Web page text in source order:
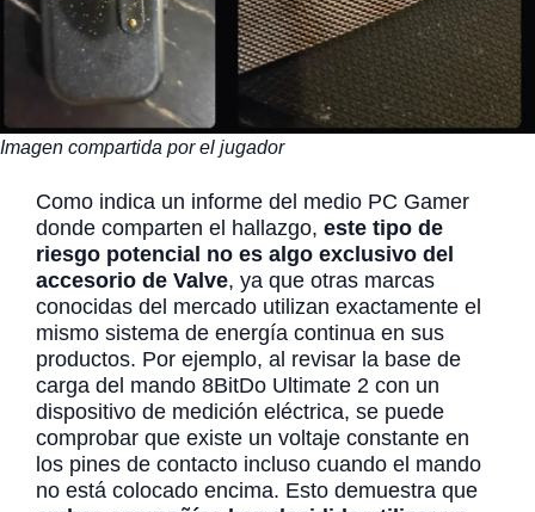
Imagen compartida por el jugador
Como indica un informe del medio PC Gamer
donde comparten el hallazgo, este tipo de
riesgo potencial no es algo exclusivo del
accesorio de Valve, ya que otras marcas
conocidas del mercado utilizan exactamente el
mismo sistema de energía continua en sus
productos. Por ejemplo, al revisar la base de
carga del mando 8BitDo Ultimate 2 con un
dispositivo de medición eléctrica, se puede
comprobar que existe un voltaje constante en
los pines de contacto incluso cuando el mando
no está colocado encima. Esto demuestra que